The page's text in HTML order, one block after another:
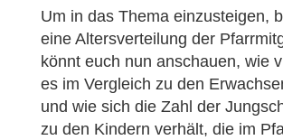
Um in das Thema einzusteigen,
eine Altersverteilung der
könnt euch nun anschauen, wie
es im Vergleich zu den
und wie sich die Zahl der
zu den Kindern verhält, die im